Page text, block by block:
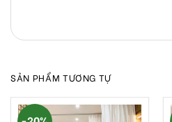
SẢN PHẨM TƯƠNG TỰ